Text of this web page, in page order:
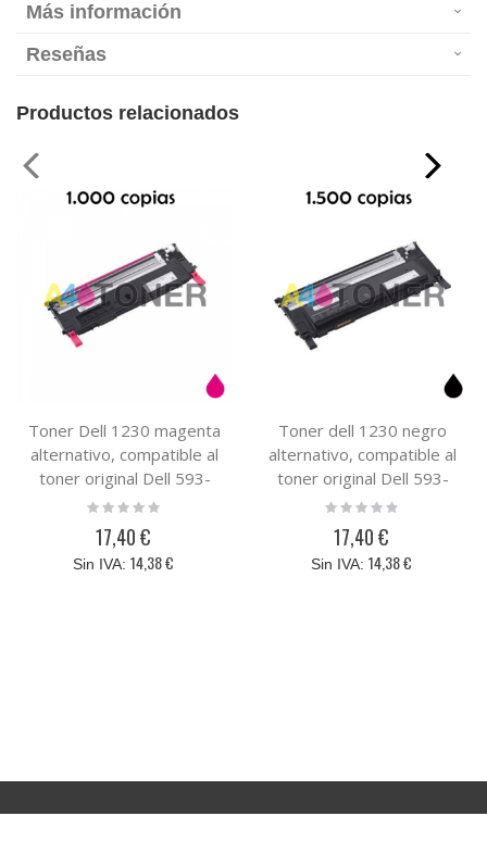
Más información
Reseñas
Productos relacionados
Toner Dell 1230 magenta
alternativo, compatible al
toner original Dell 593-
10495 / J506K
Rating:
17,40 €
14,38 €
Toner dell 1230 negro
alternativo, compatible al
toner original Dell 593-
10493 / N012K
Rating:
17,40 €
14,38 €